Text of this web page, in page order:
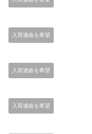
入荷連絡を希望
入荷連絡を希望
入荷連絡を希望